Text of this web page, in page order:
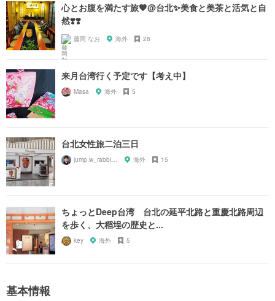
心とお腹を満たす旅🧡@台北✨美食と美茶と活気と自
然❣️❣️
藤岡 なお 海外 28
来月台湾行く予定です【考え中】
Masa 海外 5
台北女性旅二泊三日
海外 15
ちょっとDeep台湾 台北の延平北路と重慶北路周辺
を歩く、大稻埕の歴史と...
key 海外 5
基本情報